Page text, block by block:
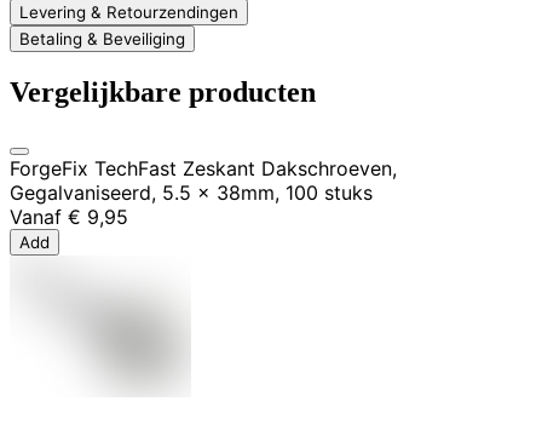
Levering & Retourzendingen
Betaling & Beveiliging
Vergelijkbare producten
ForgeFix TechFast Zeskant Dakschroeven,
Gegalvaniseerd, 5.5 x 38mm, 100 stuks
Vanaf € 9,95
Add